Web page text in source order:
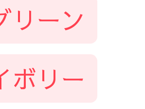
リーン
ボリー